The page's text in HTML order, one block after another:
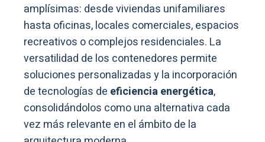
amplísimas: desde viviendas unifamiliares
hasta oficinas, locales comerciales, espacios
recreativos o complejos residenciales. La
versatilidad de los contenedores permite
soluciones personalizadas y la incorporación
de tecnologías de eficiencia energética,
consolidándolos como una alternativa cada
vez más relevante en el ámbito de la